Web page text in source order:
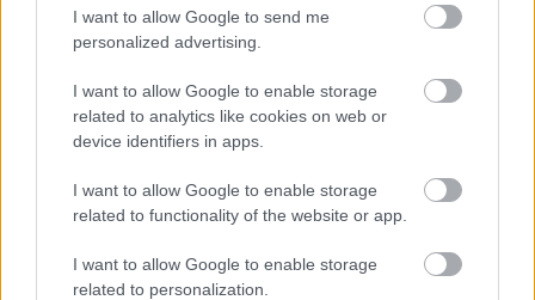
I want to allow Google to send me
personalized advertising.
I want to allow Google to enable storage
related to analytics like cookies on web or
device identifiers in apps.
I want to allow Google to enable storage
related to functionality of the website or app.
I want to allow Google to enable storage
related to personalization.
Ένα «έξυπνο» πάρκο του
μέλλοντος
Το πάρκο, σύμφωνα με στοιχεία που έχουν
παρουσιαστεί, θα είναι το πρώτο «έξυπνο»
πάρκο στην Ελλάδα, ενσωματώνοντας λύσεις που
θα διασφαλίζουν την ασφάλεια των επισκεπτών
και τη διαφύλαξη του φυσικού περιβάλλοντος.
Περιλαμβάνει: